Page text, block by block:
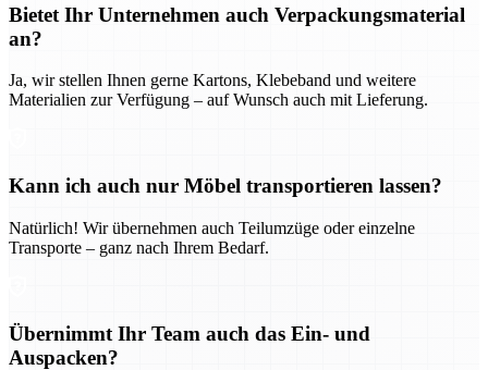
Bietet Ihr Unternehmen auch Verpackungsmaterial
an?
Ja, wir stellen Ihnen gerne Kartons, Klebeband und weitere
Materialien zur Verfügung – auf Wunsch auch mit Lieferung.
Kann ich auch nur Möbel transportieren lassen?
Natürlich! Wir übernehmen auch Teilumzüge oder einzelne
Transporte – ganz nach Ihrem Bedarf.
Übernimmt Ihr Team auch das Ein- und
Auspacken?